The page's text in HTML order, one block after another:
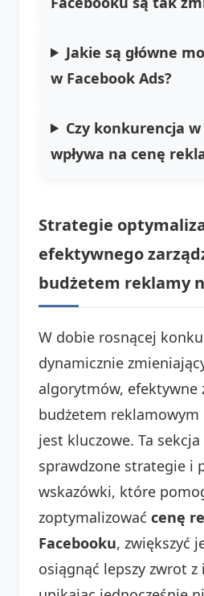
Jakie są główne
w Facebook Ads?
Czy konkurencja
wpływa na cenę
Strategie
efektywnego
budżetem reklamy
W dobie rosnącej
dynamicznie
algorytmów, efektywne
budżetem reklamowym
jest kluczowe. Ta
sprawdzone strategie i
wskazówki, które
zoptymalizować cenę
Facebooku, zwiększyć
osiągnąć lepszy zwrot